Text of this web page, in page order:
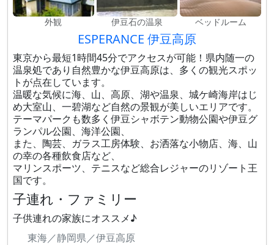
外観 伊豆石の温泉 ベッドルーム
ESPERANCE 伊豆高原
東京から最短1時間45分でアクセスが可能！県内随一の
温泉処であり自然豊かな伊豆高原は、多くの観光スポッ
トが点在しています。
温暖な気候に海、山、高原、湖や温泉、城ケ崎海岸はじ
め大室山、一碧湖など自然の景観が美しいエリアです。
テーマパークも数多く伊豆シャボテン動物公園や伊豆グ
ランパル公園、海洋公園、
また、陶芸、ガラス工房体験、お洒落な小物店、海、山
の幸の各種飲食店など、
マリンスポーツ、テニスなど総合レジャーのリゾート王
国です。
子連れ・ファミリー
子供連れの家族にオススメ♪
東海／静岡県／伊豆高原